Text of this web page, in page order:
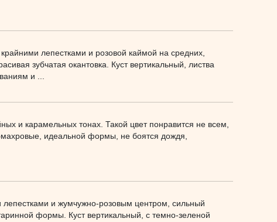
лепестками и розовой каймой на средних,
зубчатая окантовка. Куст вертикальный, листва
и ...
и карамельных тонах. Такой цвет понравится не всем,
идеальной формы, не боятся дождя,
и жумчужно-розовым центром, сильный
формы. Куст вертикальный, с темно-зеленой